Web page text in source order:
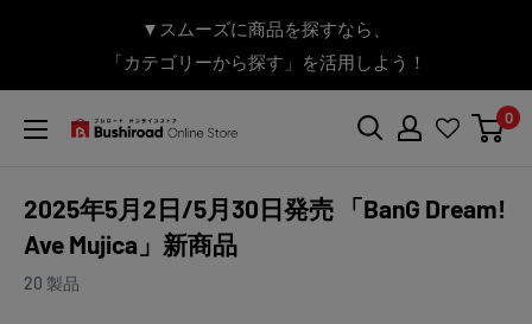
▼送料をおトクにお買物する方法をご紹介♪
【こちらをクリック】
＼予約受付中！／
BanG Dream! ちゃむりぃ みに Ave Mujica 鮮美透涼 ver.販売
中！
▼「作品・ブランドから探す」で
欲しい商品を手に入れよう！
▼スムーズに商品を探すなら、
「カテゴリーから探す」を活用しよう！
▼お気に入り登録機能を活用しよう♪
【こちらをクリック】
ブ
ー
ド
オ
0
2025年5月2日/5月30日発売 「BanG Dream!
Ave Mujica」新商品
20 製品